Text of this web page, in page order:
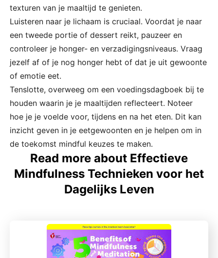
texturen van je maaltijd te genieten.
Luisteren naar je lichaam is cruciaal. Voordat je naar
een tweede portie of dessert reikt, pauzeer en
controleer je honger- en verzadigingsniveaus. Vraag
jezelf af of je nog honger hebt of dat je uit gewoonte
of emotie eet.
Tenslotte, overweeg om een voedingsdagboek bij te
houden waarin je je maaltijden reflecteert. Noteer
hoe je je voelde voor, tijdens en na het eten. Dit kan
inzicht geven in je eetgewoonten en je helpen om in
de toekomst mindful keuzes te maken.
Read more about Effectieve
Mindfulness Technieken voor het
Dagelijks Leven